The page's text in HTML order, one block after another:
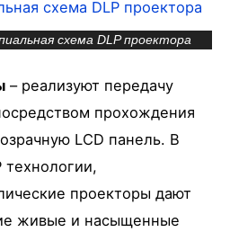
схема DLP проектора
– реализуют передачу
прохождения
LCD панель. В
технологии,
проекторы дают
живые и насыщенные